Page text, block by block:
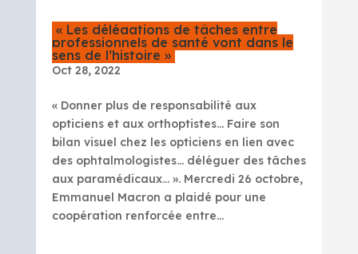
« Les délégations de tâches entre
professionnels de santé vont dans le
sens de l’histoire »
Oct 28, 2022
« Donner plus de responsabilité aux
opticiens et aux orthoptistes… Faire son
bilan visuel chez les opticiens en lien avec
des ophtalmologistes… déléguer des tâches
aux paramédicaux… ». Mercredi 26 octobre,
Emmanuel Macron a plaidé pour une
coopération renforcée entre...